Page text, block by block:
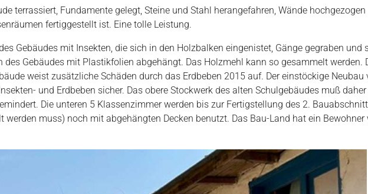
terrassiert, Fundamente gelegt, Steine und Stahl herangefahren, Wände hochgezogen
fertiggestellt ist. Eine tolle Leistung.
Gebäudes mit Insekten, die sich in den Holzbalken eingenistet, Gänge gegraben und
Gebäudes mit Plastikfolien abgehängt. Das Holzmehl kann so gesammelt werden.
weist zusätzliche Schäden durch das Erdbeben 2015 auf. Der einstöckige Neubau
und Erdbeben sicher. Das obere Stockwerk des alten Schulgebäudes muß
Die unteren 5 Klassenzimmer werden bis zur Fertigstellung des 2.
muss) noch mit abgehängten Decken benutzt. Das Bau-Land hat ein Bewohner